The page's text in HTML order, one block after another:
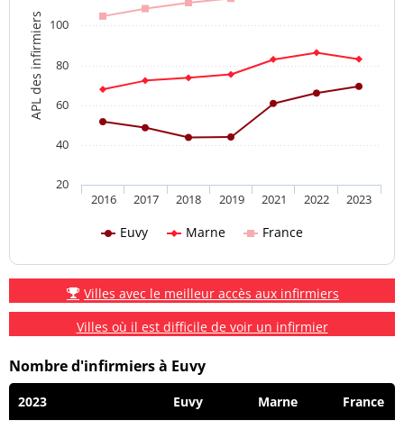
APL des infirmiers
Euvy Marne France
2016 2017 2018 2019 2021 2022 2023
20
40
60
80
100
Villes avec le meilleur accès aux infirmiers
Villes où il est difficile de voir un infirmier
Nombre d'infirmiers à Euvy
2023 Euvy Marne France